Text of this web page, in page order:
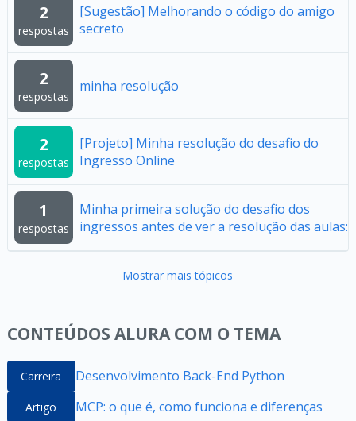
2
respostas
[Sugestão] Melhorando o código do amigo
secreto
2
respostas
minha resolução
2
respostas
[Projeto] Minha resolução do desafio do
Ingresso Online
1
respostas
Minha primeira solução do desafio dos
ingressos antes de ver a resolução das aulas:
Mostrar mais tópicos
CONTEÚDOS ALURA COM O TEMA
Carreira Desenvolvimento Back-End Python
Artigo MCP: o que é, como funciona e diferenças